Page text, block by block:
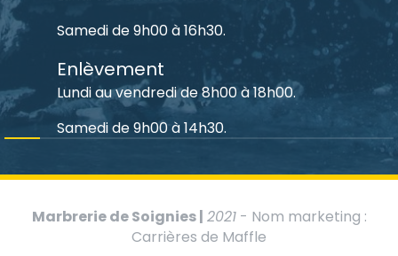
Samedi de 9h00 à 16h30.
Enlèvement
Lundi au vendredi de 8h00 à 18h00.
Samedi de 9h00 à 14h30.
Marbrerie de Soignies | 2021- Nom marketing :
Carrières de Maffle